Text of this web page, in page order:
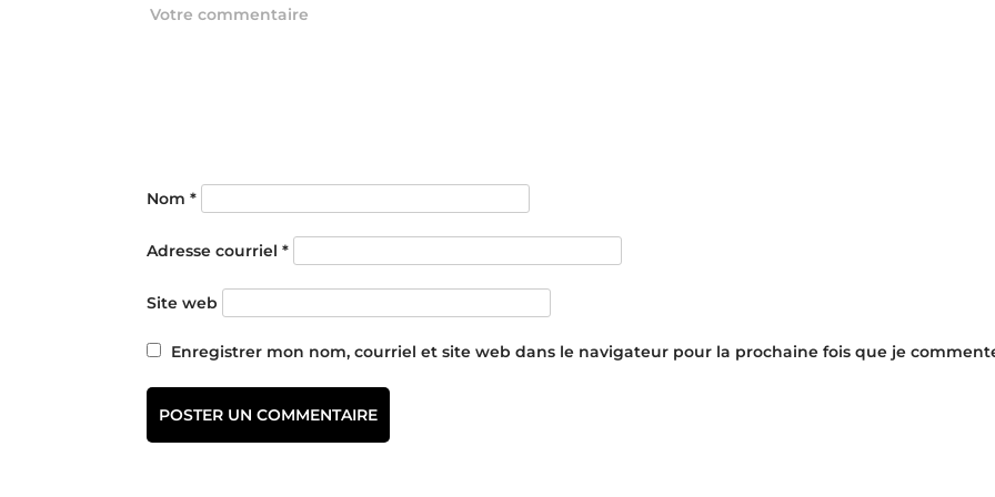
Nom *
Adresse courriel *
Site web
Enregistrer mon nom, courriel et site web dans le navigateur pour la prochaine fois que je